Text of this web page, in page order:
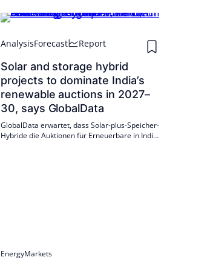
AnalysisForecast Report
Solar and storage hybrid
projects to dominate India’s
renewable auctions in 2027–
30, says GlobalData
GlobalData erwartet, dass Solar-plus-Speicher-
Hybride die Auktionen für Erneuerbare in Indien
EnergyMarkets